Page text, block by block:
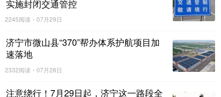
平米及以下户型价格较上月环比降0.6%，90平米-144
平米户型价格较上月环比降0.2%，144平米以上户型
实施封闭交通管控
2245阅读 07月29日
济宁市微山县“370”帮办体系护航项目加
速落地
2332阅读 07月28日
注意绕行！7月29日起，济宁这一路段全